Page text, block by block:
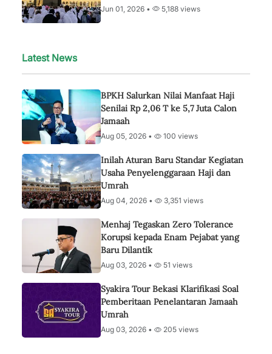
Jun 01, 2026 • 5,188 views
Latest News
BPKH Salurkan Nilai Manfaat Haji
Senilai Rp 2,06 T ke 5,7 Juta Calon
Jamaah
Aug 05, 2026 • 100 views
Inilah Aturan Baru Standar Kegiatan
Usaha Penyelenggaraan Haji dan
Umrah
Aug 04, 2026 • 3,351 views
Menhaj Tegaskan Zero Tolerance
Korupsi kepada Enam Pejabat yang
Baru Dilantik
Aug 03, 2026 • 51 views
Syakira Tour Bekasi Klarifikasi Soal
Pemberitaan Penelantaran Jamaah
Umrah
Aug 03, 2026 • 205 views